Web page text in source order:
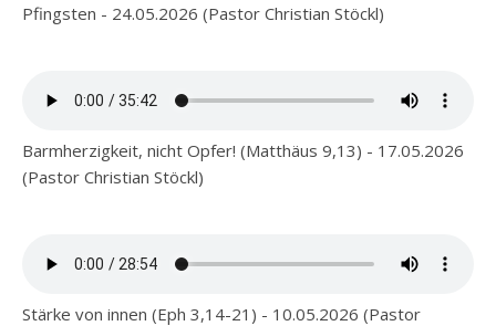
Pfingsten - 24.05.2026 (Pastor Christian Stöckl)
Barmherzigkeit, nicht Opfer! (Matthäus 9,13) - 17.05.2026
(Pastor Christian Stöckl)
Stärke von innen (Eph 3,14-21) - 10.05.2026 (Pastor